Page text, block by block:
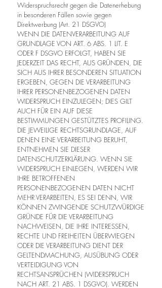
Widerspruchsrecht gegen die Datenerhebung
in besonderen Fällen sowie gegen
Direktwerbung (Art. 21 DSGVO)
WENN DIE DATENVERARBEITUNG AUF
GRUNDLAGE VON ART. 6 ABS. 1 LIT. E
ODER F DSGVO ERFOLGT, HABEN SIE
JEDERZEIT DAS RECHT, AUS GRÜNDEN, DIE
SICH AUS IHRER BESONDEREN SITUATION
ERGEBEN, GEGEN DIE VERARBEITUNG
IHRER PERSONENBEZOGENEN DATEN
WIDERSPRUCH EINZULEGEN; DIES GILT
AUCH FÜR EIN AUF DIESE
BESTIMMUNGEN GESTÜTZTES PROFILING.
DIE JEWEILIGE RECHTSGRUNDLAGE, AUF
DENEN EINE VERARBEITUNG BERUHT,
ENTNEHMEN SIE DIESER
DATENSCHUTZERKLÄRUNG. WENN SIE
WIDERSPRUCH EINLEGEN, WERDEN WIR
IHRE BETROFFENEN
PERSONENBEZOGENEN DATEN NICHT
MEHR VERARBEITEN, ES SEI DENN, WIR
KÖNNEN ZWINGENDE SCHUTZWÜRDIGE
GRÜNDE FÜR DIE VERARBEITUNG
NACHWEISEN, DIE IHRE INTERESSEN,
RECHTE UND FREIHEITEN ÜBERWIEGEN
ODER DIE VERARBEITUNG DIENT DER
GELTENDMACHUNG, AUSÜBUNG ODER
VERTEIDIGUNG VON
RECHTSANSPRÜCHEN (WIDERSPRUCH
NACH ART. 21 ABS. 1 DSGVO). WERDEN